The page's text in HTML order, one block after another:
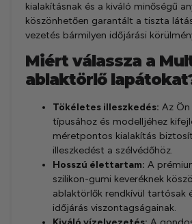
kialakításnak és a kiváló minőségű
köszönhetően garantált a tiszta
vezetés bármilyen időjárási
Miért válassza a
ablaktörlő
Tökéletes illeszkedés: Az
típusához és modelljéhez
méretpontos kialakítás
illeszkedést a szélvédőhöz.
Hosszú élettartam: A
szilikon-gumi keveréknek
ablaktörlők rendkívül tartósak
időjárás viszontagságainak.